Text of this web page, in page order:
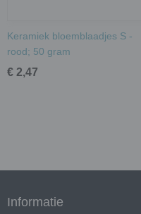
Keramiek bloemblaadjes S -
rood; 50 gram
€ 2,47
Informatie